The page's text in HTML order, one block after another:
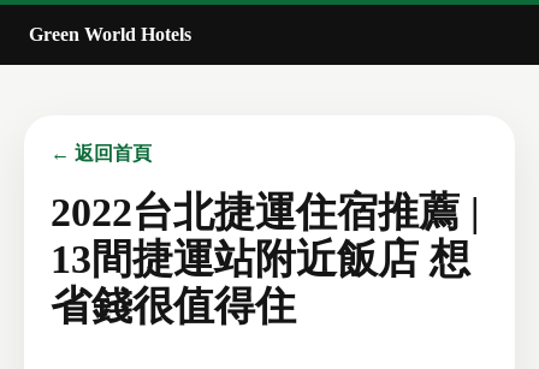
Green World Hotels
← 返回首頁
2022台北捷運住宿推薦 |
13間捷運站附近飯店 想
省錢很值得住